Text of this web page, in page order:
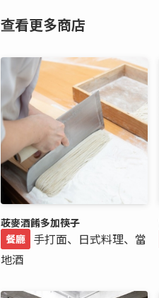
查看更多商店
荍麥酒餚多加筷子
餐廳 手打面、日式料理、當
地酒